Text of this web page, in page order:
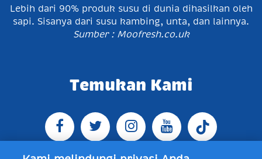
Lebih dari 90% produk susu di dunia dihasilkan oleh
sapi. Sisanya dari susu kambing, unta, dan lainnya.
Sumber : Moofresh.co.uk
Temukan Kami